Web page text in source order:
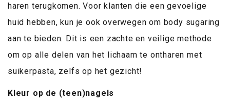
haren terugkomen. Voor klanten die een gevoelige
huid hebben, kun je ook overwegen om body sugaring
aan te bieden. Dit is een zachte en veilige methode
om op alle delen van het lichaam te ontharen met
suikerpasta, zelfs op het gezicht!
Kleur op de (teen)nagels